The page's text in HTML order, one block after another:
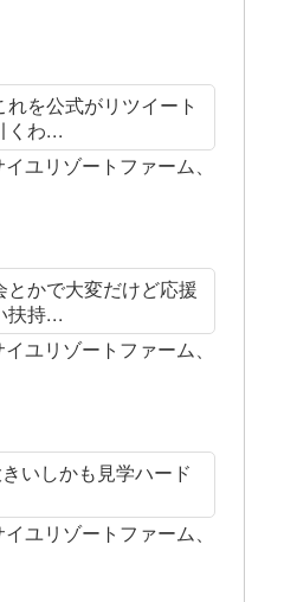
を公式がリツイート
くわ...
ユリゾートファーム、
かで大変だけど応援
扶持...
ユリゾートファーム、
いしかも見学ハード
ユリゾートファーム、